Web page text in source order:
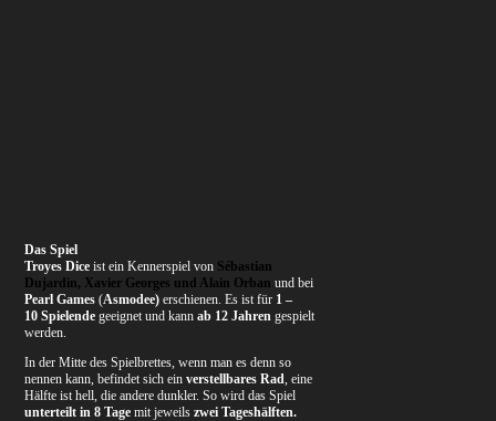
Das Spiel
Troyes Dice ist ein Kennerspiel von Sébastian
Dujardin, Xavier Georges und Alain Orbanund bei
Pearl Games (Asmodee) erschienen. Es ist für 1 –
10 Spielende geeignet und kannab 12 Jahren gespielt
werden.
In der Mitte des Spielbrettes, wenn man es denn so
nennen kann, befindet sich einverstellbares Rad, eine
Hälfte ist hell, die andere dunkler. So wird das Spiel
unterteilt in 8 Tage mit jeweilszwei Tageshälften.